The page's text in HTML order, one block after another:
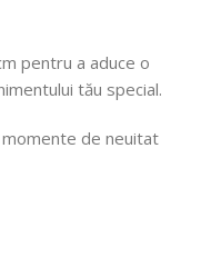
pentru a aduce o
tău special.
de neuitat